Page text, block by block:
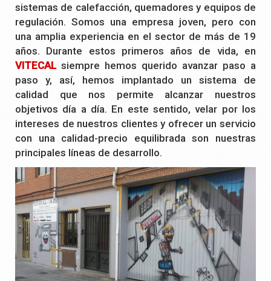
sistemas de calefacción, quemadores y equipos de
regulación. Somos una empresa joven, pero con
una amplia experiencia en el sector de más de 19
años. Durante estos primeros años de vida, en
VITECALsiempre hemos querido avanzar paso a
paso y, así, hemos implantado un sistema de
calidad que nos permite alcanzar nuestros
objetivos día a día. En este sentido, velar por los
intereses de nuestros clientes y ofrecer un servicio
con una calidad-precio equilibrada son nuestras
principales líneas de desarrollo.